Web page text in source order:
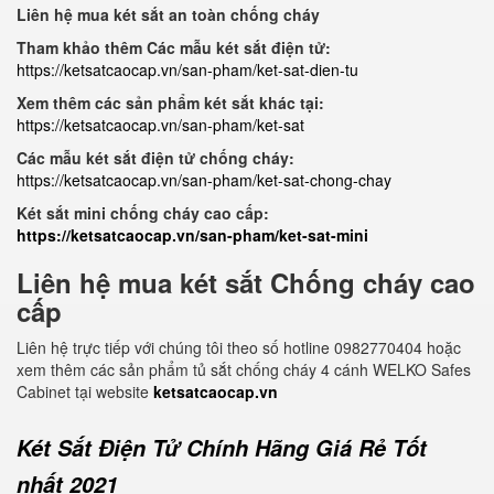
Liên hệ mua két sắt an toàn chống cháy
Tham khảo thêm Các mẫu két sắt điện tử:
https://ketsatcaocap.vn/san-pham/ket-sat-dien-tu
Xem thêm các sản phẩm két sắt khác tại:
https://ketsatcaocap.vn/san-pham/ket-sat
Các mẫu két sắt điện tử chống cháy:
https://ketsatcaocap.vn/san-pham/ket-sat-chong-chay
Két sắt mini chống cháy cao cấp:
https://ketsatcaocap.vn/san-pham/ket-sat-mini
Liên hệ mua két sắt Chống cháy cao
cấp
Liên hệ trực tiếp với chúng tôi theo số hotline 0982770404 hoặc
xem thêm các sản phẩm tủ sắt chống cháy 4 cánh WELKO Safes
Cabinet tại website ketsatcaocap.vn
Két Sắt Điện Tử Chính Hãng Giá Rẻ Tốt
nhất 2021